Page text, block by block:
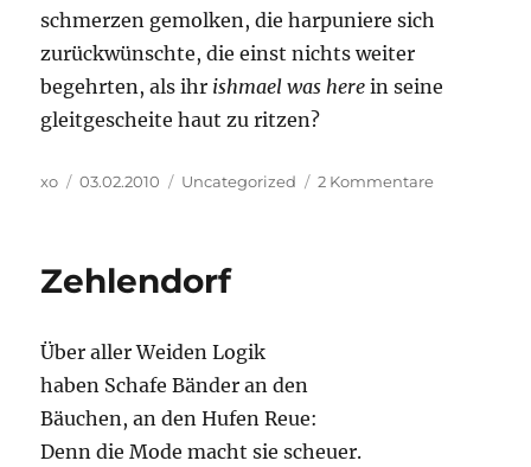
schmerzen gemolken, die harpuniere sich
zurückwünschte, die einst nichts weiter
begehrten, als ihr ishmael was here in seine
gleitgescheite haut zu ritzen?
Autor
xo
Veröffentlicht
03.02.2010 Kategorien
Uncategorized 2 Kommentarezu
Zehlendorf
Über aller Weiden Logik
haben Schafe Bänder an den
Bäuchen, an den Hufen Reue:
Denn die Mode macht sie scheuer.